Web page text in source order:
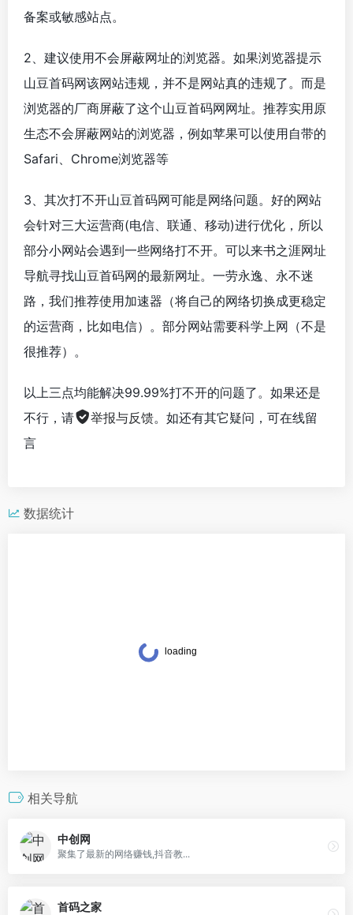
备案或敏感站点。
2、建议使用不会屏蔽网址的浏览器。如果浏览器提示
山豆首码网该网站违规，并不是网站真的违规了。而是
浏览器的厂商屏蔽了这个山豆首码网网址。推荐实用原
生态不会屏蔽网站的浏览器，例如苹果可以使用自带的
Safari、Chrome浏览器等
3、其次打不开山豆首码网可能是网络问题。好的网站
会针对三大运营商(电信、联通、移动)进行优化，所以
部分小网站会遇到一些网络打不开。可以来书之涯网址
导航寻找山豆首码网的最新网址。一劳永逸、永不迷
路，我们推荐使用加速器（将自己的网络切换成更稳定
的运营商，比如电信）。部分网站需要科学上网（不是
很推荐）。
以上三点均能解决99.99%打不开的问题了。如果还是
不行，请
举报与反馈。如还有其它疑问，可在线留
言
数据统计
相关导航
中创网
聚集了最新的网络赚钱,抖音教...
首码之家